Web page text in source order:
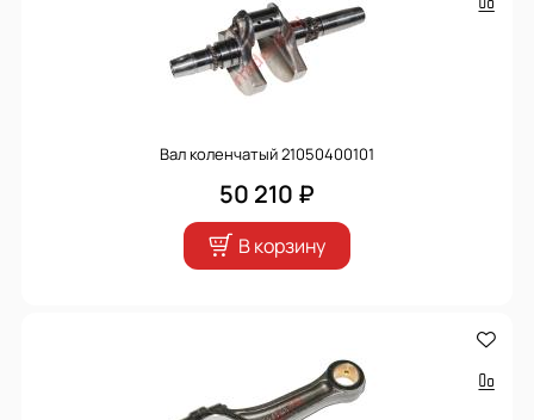
Вал коленчатый 21050400101
50 210 ₽
В корзину